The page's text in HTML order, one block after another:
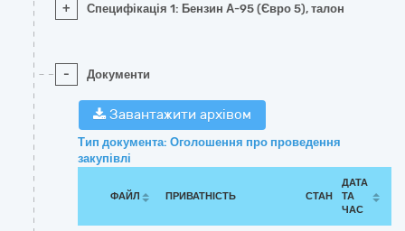
+ Специфікація 1: Бензин А-95 (Євро 5), талон
- Документи
Завантажити архівом
Тип документа: Оголошення про проведення
закупівлі
ФАЙЛ ПРИВАТНІСТЬ СТАН
ДАТА
ТА
ЧАС